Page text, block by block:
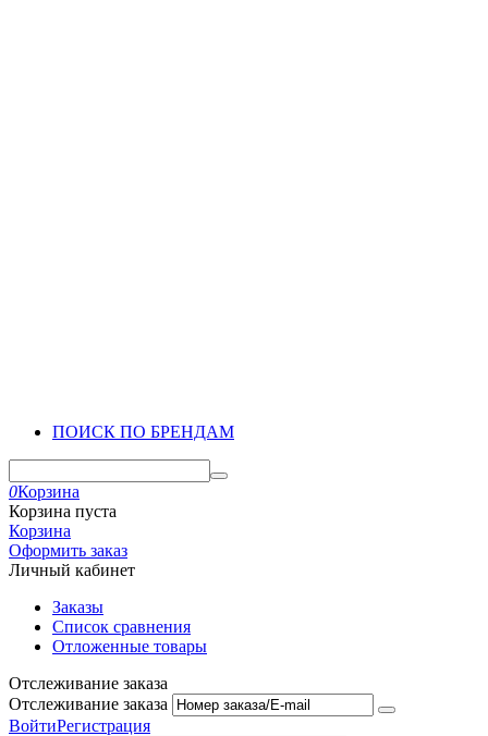
ПОИСК ПО БРЕНДАМ
0Корзина
Корзина пуста
Корзина
Оформить заказ
Личный кабинет
Заказы
Список сравнения
Отложенные товары
Отслеживание заказа
Отслеживание заказа
ВойтиРегистрация